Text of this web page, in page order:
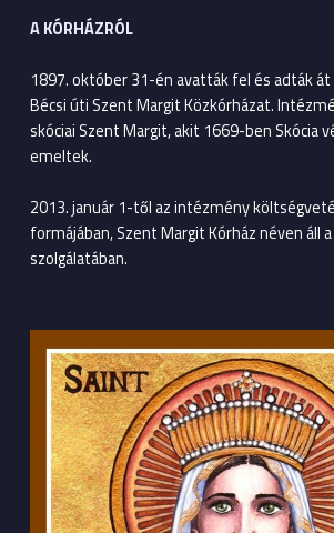
A KÓRHÁZRÓL
1897. október 31-én avatták fel és adták
Bécsi úti Szent Margit Közkórházat.
skóciai Szent Margit, akit 1669-ben Skócia
emeltek.
2013. január 1-től az intézmény
formájában, Szent Margit Kórház néven áll
szolgálatában.